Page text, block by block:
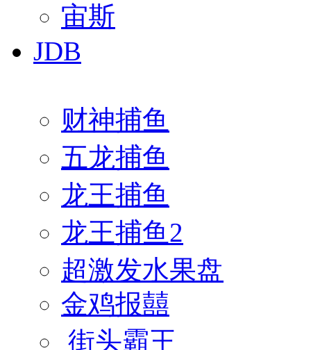
宙斯
JDB
财神捕鱼
五龙捕鱼
龙王捕鱼
龙王捕鱼2
超激发水果盘
金鸡报囍
街头霸王